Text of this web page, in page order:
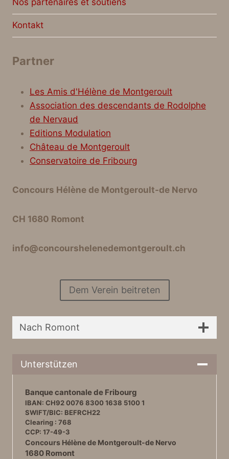
Nos partenaires et soutiens
Kontakt
Partner
Les Amis d'Hélène de Montgeroult
Association des descendants de Rodolphe
de Nervaud
Editions Modulation
Château de Montgeroult
Conservatoire de Fribourg
Concours Hélène de Montgeroult-de Nervo
CH 1680 Romont
info@concourshelenedemontgeroult.ch
Dem Verein beitreten
Nach Romont
Unterstützen
Banque cantonale de Fribourg
IBAN: CH92 0076 8300 1638 5100 1
SWIFT/BIC: BEFRCH22
Clearing : 768
CCP: 17-49-3
Concours Hélène de Montgeroult-de Nervo
1680 Romont